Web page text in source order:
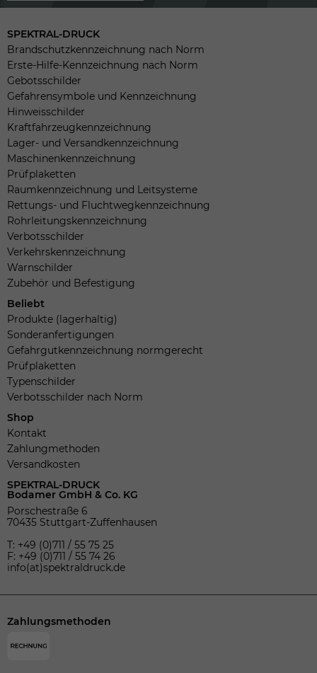
SPEKTRAL-DRUCK
Brandschutzkennzeichnung nach Norm
Erste-Hilfe-Kennzeichnung nach Norm
Gebotsschilder
Gefahrensymbole und Kennzeichnung
Hinweisschilder
Kraftfahrzeugkennzeichnung
Lager- und Versandkennzeichnung
Maschinenkennzeichnung
Prüfplaketten
Raumkennzeichnung und Leitsysteme
Rettungs- und Fluchtwegkennzeichnung
Rohrleitungskennzeichnung
Verbotsschilder
Verkehrskennzeichnung
Warnschilder
Zubehör und Befestigung
Beliebt
Produkte (lagerhaltig)
Sonderanfertigungen
Gefahrgutkennzeichnung normgerecht
Prüfplaketten
Typenschilder
Verbotsschilder nach Norm
Shop
Kontakt
Zahlungmethoden
Versandkosten
SPEKTRAL-DRUCK
Bodamer GmbH & Co. KG
Porschestraße 6
70435 Stuttgart-Zuffenhausen
T: +49 (0)711 / 55 75 25
F: +49 (0)711 / 55 74 26
info(at)spektraldruck.de
Zahlungsmethoden